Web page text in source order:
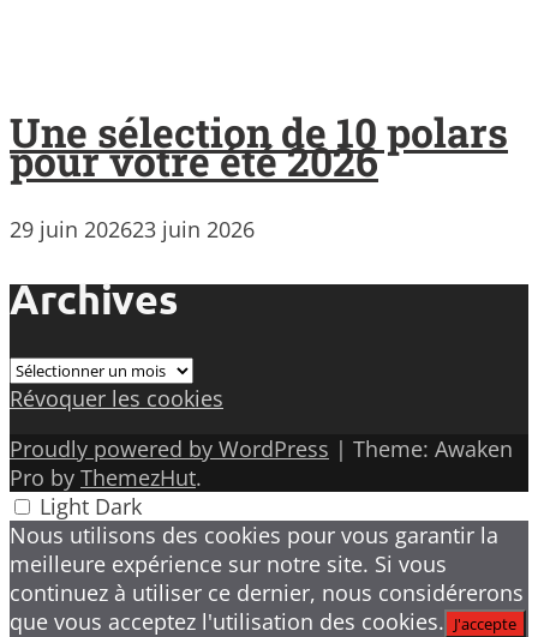
Une sélection de 10 polars
pour votre été 2026
29 juin 202623 juin 2026
Archives
Archives
Révoquer les cookies
Proudly powered by WordPress | Theme: Awaken
Pro by ThemezHut.
Light Dark
Nous utilisons des cookies pour vous garantir la
meilleure expérience sur notre site. Si vous
continuez à utiliser ce dernier, nous considérerons
que vous acceptez l'utilisation des cookies. J'accepte